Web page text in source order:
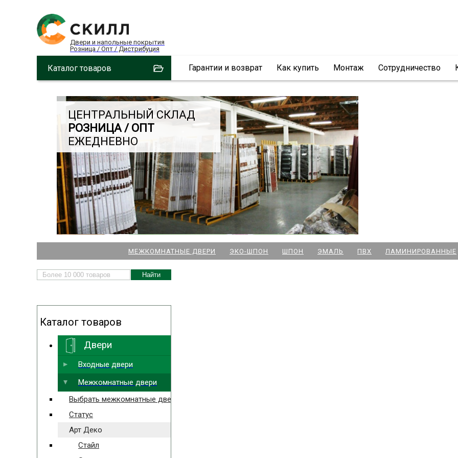
Двери и напольные покрытия
Розница / Опт / Дистрибуция
Каталог товаров Гарантии и возврат Как купить Монтаж Сотрудничество
ЦЕНТРАЛЬНЫЙ СКЛАД
РОЗНИЦА / ОПТ
ЕЖЕДНЕВНО
НАШИ МАГАЗИНЫ
ДВЕРЕЙ И ПАРКЕТА
м. Новочеркасская
м. Парк Победы
Выбрать ближайший
МЕЖКОМНАТНЫЕ ДВЕРИ ЭКО-ШПОН ШПОН ЭМАЛЬ ПВХ ЛАМИНИРОВАННЫЕ
Каталог товаров
Двери
Входные двери
Межкомнатные двери
Выбрать межкомнатные двери
Статус
Арт Деко
Стайл